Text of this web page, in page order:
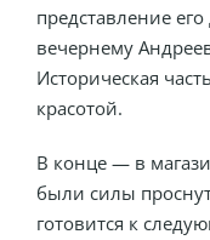
представление
вечернему
Историческая
красотой.
В конце — в
были силы
готовится к